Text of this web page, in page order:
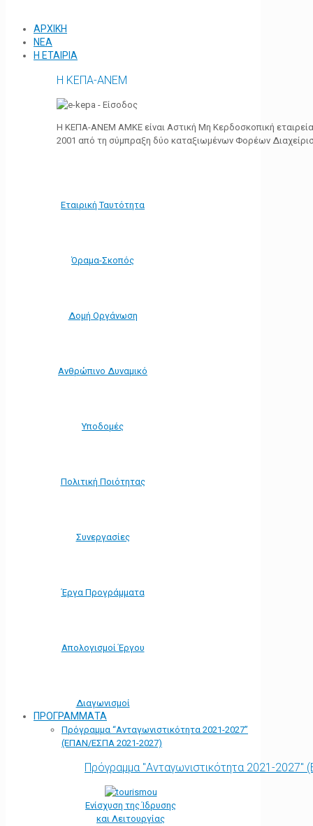
ΑΡΧΙΚΗ
ΝΕΑ
Η ΕΤΑΙΡΙΑ
Η ΚΕΠΑ-ΑΝΕΜ
Η ΚΕΠΑ-ΑΝΕΜ ΑΜΚΕ είναι Αστική Μη Κερδοσκοπική
2001 από τη σύμπραξη δύο καταξιωμένων Φορέων
Εταιρική Ταυτότητα
Όραμα-Σκοπός
Δομή Οργάνωση
Ανθρώπινο Δυναμικό
Υποδομές
Πολιτική Ποιότητας
Συνεργασίες
Έργα Προγράμματα
Απολογισμοί Έργου
Διαγωνισμοί
ΠΡΟΓΡΑΜΜΑΤΑ
Πρόγραμμα “Ανταγωνιστικότητα 2021-2027”
(ΕΠΑΝ/ΕΣΠΑ 2021-2027)
Πρόγραμμα "Ανταγωνιστικότητα 2021-
Ενίσχυση της Ίδρυσης
και Λειτουργίας